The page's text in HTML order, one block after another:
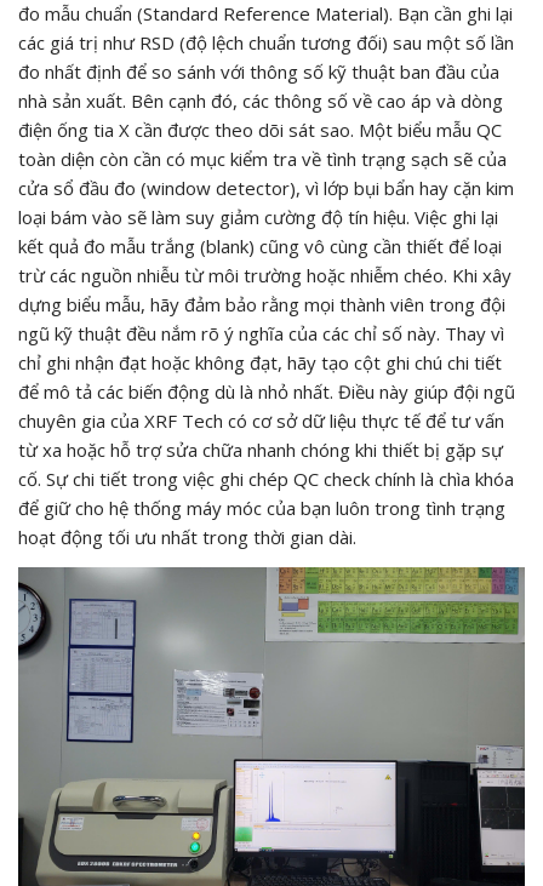
đo mẫu chuẩn (Standard Reference Material). Bạn cần ghi lại
các giá trị như RSD (độ lệch chuẩn tương đối) sau một số lần
đo nhất định để so sánh với thông số kỹ thuật ban đầu của
nhà sản xuất. Bên cạnh đó, các thông số về cao áp và dòng
điện ống tia X cần được theo dõi sát sao. Một biểu mẫu QC
toàn diện còn cần có mục kiểm tra về tình trạng sạch sẽ của
cửa sổ đầu đo (window detector), vì lớp bụi bẩn hay cặn kim
loại bám vào sẽ làm suy giảm cường độ tín hiệu. Việc ghi lại
kết quả đo mẫu trắng (blank) cũng vô cùng cần thiết để loại
trừ các nguồn nhiễu từ môi trường hoặc nhiễm chéo. Khi xây
dựng biểu mẫu, hãy đảm bảo rằng mọi thành viên trong đội
ngũ kỹ thuật đều nắm rõ ý nghĩa của các chỉ số này. Thay vì
chỉ ghi nhận đạt hoặc không đạt, hãy tạo cột ghi chú chi tiết
để mô tả các biến động dù là nhỏ nhất. Điều này giúp đội ngũ
chuyên gia của XRF Tech có cơ sở dữ liệu thực tế để tư vấn
từ xa hoặc hỗ trợ sửa chữa nhanh chóng khi thiết bị gặp sự
cố. Sự chi tiết trong việc ghi chép QC check chính là chìa khóa
để giữ cho hệ thống máy móc của bạn luôn trong tình trạng
hoạt động tối ưu nhất trong thời gian dài.